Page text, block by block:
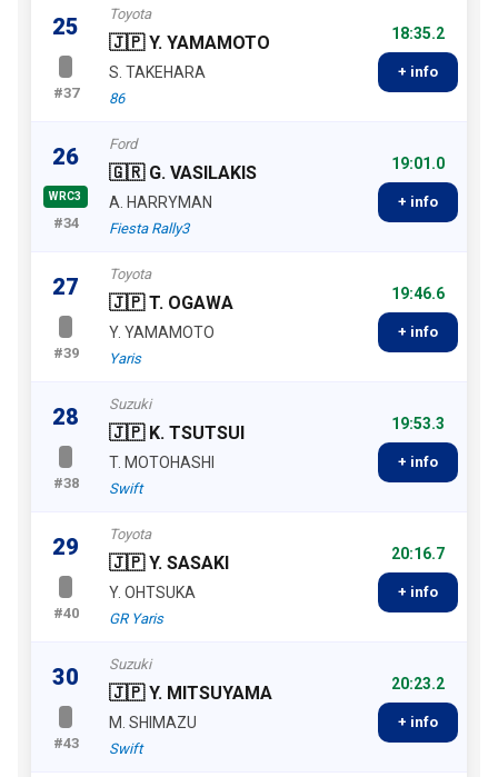
25
#37
Toyota
🇯🇵 Y. YAMAMOTO
S. TAKEHARA
86
18:35.2
+ info
26
WRC3
#34
Ford
🇬🇷 G. VASILAKIS
A. HARRYMAN
Fiesta Rally3
19:01.0
+ info
27
#39
Toyota
🇯🇵 T. OGAWA
Y. YAMAMOTO
Yaris
19:46.6
+ info
28
#38
Suzuki
🇯🇵 K. TSUTSUI
T. MOTOHASHI
Swift
19:53.3
+ info
29
#40
Toyota
🇯🇵 Y. SASAKI
Y. OHTSUKA
GR Yaris
20:16.7
+ info
30
#43
Suzuki
🇯🇵 Y. MITSUYAMA
M. SHIMAZU
Swift
20:23.2
+ info